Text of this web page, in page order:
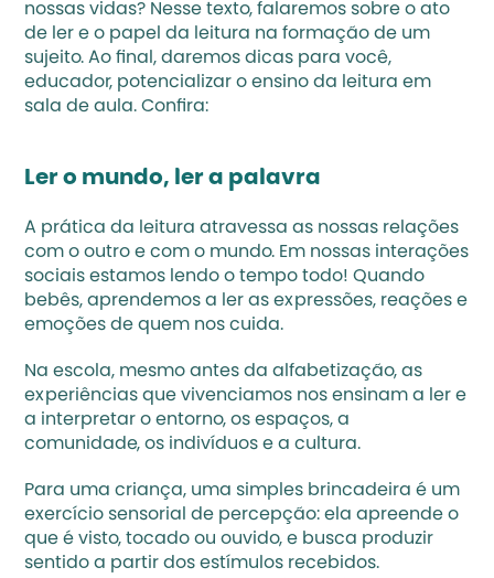
nossas vidas? Nesse texto, falaremos sobre o ato
de ler e o papel da leitura na formação de um
sujeito. Ao final, daremos dicas para você,
educador, potencializar o ensino da leitura em
sala de aula. Confira:
Ler o mundo, ler a palavra
A prática da leitura atravessa as nossas relações
com o outro e com o mundo. Em nossas interações
sociais estamos lendo o tempo todo! Quando
bebês, aprendemos a ler as expressões, reações e
emoções de quem nos cuida.
Na escola, mesmo antes da alfabetização, as
experiências que vivenciamos nos ensinam a ler e
a interpretar o entorno, os espaços, a
comunidade, os indivíduos e a cultura.
Para uma criança, uma simples brincadeira é um
exercício sensorial de percepção: ela apreende o
que é visto, tocado ou ouvido, e busca produzir
sentido a partir dos estímulos recebidos.